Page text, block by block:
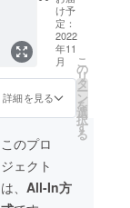
後の限
定時間
と土曜
日の限
定時間
中で
す。店
はして
おりま
せん）
プ可能
日時
は、ク
ラウド
ファン
ディン
グ終了1
動報
てお知
らせし
ます。
プ）で
お送り
いたし
ます。
個）・
チーズ
個）・
トマト
（2
個）・
ココア
（2
個）・
八女抹
茶ホワ
イト
け予
定：
2022
年11
月
詳細を見る
こ
の
リ
タ
ー
ン
を
選
択
す
る
このプロ
ジェクト
は、 All-In方